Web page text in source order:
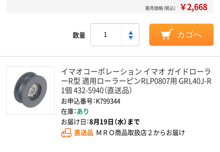
販売価格（税込） ￥2,668
数量 カゴへ
イマオコーポレーション イマオ ガイドローラ
ーR型 適用ローラーピンRLP0807用 GRL40J-R
1個 432-5940（直送品）
お申込番号：K799344
在庫：あり
お届け日：8月19日（水）まで
直送品 ＭＲＯ商品取扱店２からお届け